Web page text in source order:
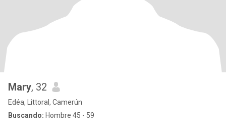
Mary, 32
Edéa, Littoral, Camerún
Buscando: Hombre 45 - 59